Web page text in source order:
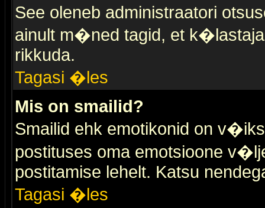
See oleneb administraatori
ainult m�ned tagid, et
rikkuda.
Tagasi �les
Mis on smailid?
Smailid ehk emotikonid on
postituses oma emotsioone
postitamise lehelt. Katsu
Tagasi �les